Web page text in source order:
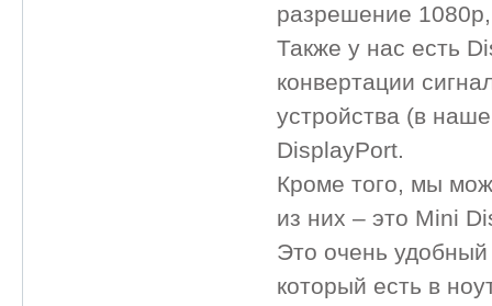
разрешение
Также у нас есть
конвертации
устройства (в
DisplayPort.
Кроме того, мы
из них – это Mini
Это очень
который есть в